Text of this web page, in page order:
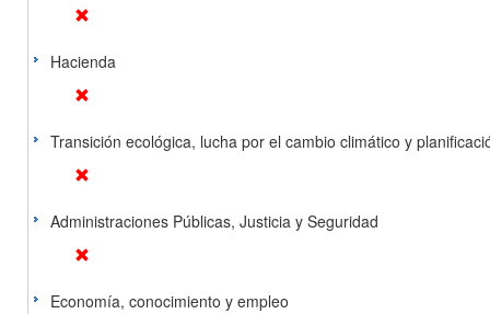
Hacienda
Transición ecológica, lucha por el cambio climático y
Administraciones Públicas, Justicia y Seguridad
Economía, conocimiento y empleo